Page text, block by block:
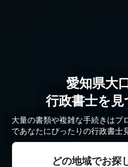
愛知県大
行政書士を見
大量の書類や複雑な手続きはプ
であなたにぴったりの行政書士
どの地域でお探